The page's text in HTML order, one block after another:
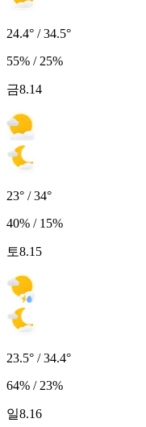
24.4° / 34.5°
55% / 25%
금8.14
23° / 34°
40% / 15%
토8.15
23.5° / 34.4°
64% / 23%
일8.16